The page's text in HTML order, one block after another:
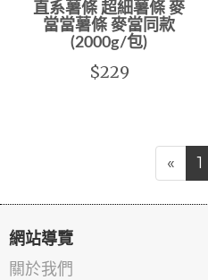
直系薯條 超細薯條 麥
當當薯條 麥當同款
(2000g/包)
$229
« 1
網站導覽
關於我們